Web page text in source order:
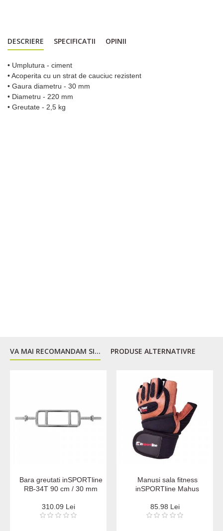
DESCRIERE SPECIFICATII OPINII
• Umplutura - ciment
• Acoperita cu un strat de cauciuc rezistent
• Gaura diametru - 30 mm
• Diametru - 220 mm
• Greutate - 2,5 kg
VA MAI RECOMANDAM SI... PRODUSE ALTERNATIVRE
Bara greutati inSPORTline
RB-34T 90 cm / 30 mm
310.09 Lei
Manusi sala fitness
inSPORTline Mahus
85.98 Lei